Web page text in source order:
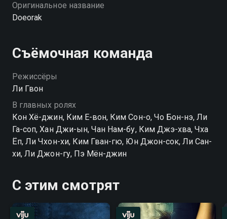
Оригинальное название
Doeorak
Съёмочная команда
Режиссёры
Ли Гвон
В главных ролях
Кон Хё-джин, Ким Е-вон, Ким Сон-о, Чо Бон-нэ, Ли
Га-соп, Хан Джи-ын, Чан Нам-бу, Ким Джэ-хва, Чха
Ёп, Ли Чхон-хи, Ким Гван-гю, Юн Джон-сок, Ли Сан-
хи, Ли Джон-гу, Пэ Мён-джин
С этим смотрят